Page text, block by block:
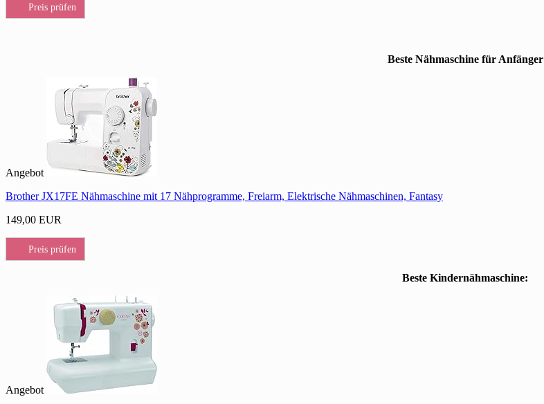
Preis prüfen
Beste Nähmaschine für Anfänger
Angebot
Brother JX17FE Nähmaschine mit 17 Nähprogramme, Freiarm, Elektrische Nähmaschinen, Fantasy
149,00 EUR
Preis prüfen
Beste Kindernähmaschine:
Angebot